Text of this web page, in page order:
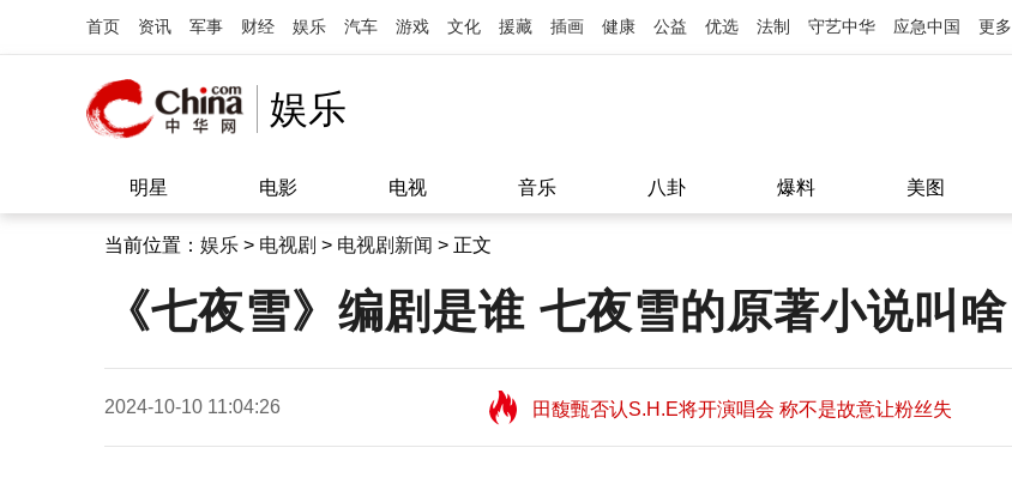
首页 资讯 军事 财经 娱乐 汽车 游戏 文化 援藏 插画 健康 公益 优选 法制 守艺中华 应急中国 更多
娱乐
明星 电影 电视 音乐 八卦 爆料 美图
当前位置： 娱乐 > 电视剧 > 电视剧新闻 > 正文
《七夜雪》编剧是谁 七夜雪的原著小说叫啥
2024-10-10 11:04:26
田馥甄否认S.H.E将开演唱会 称不是故意让粉丝失
望11:08
田馥甄否认S.H.E将开演唱会 称不是故意让粉丝失